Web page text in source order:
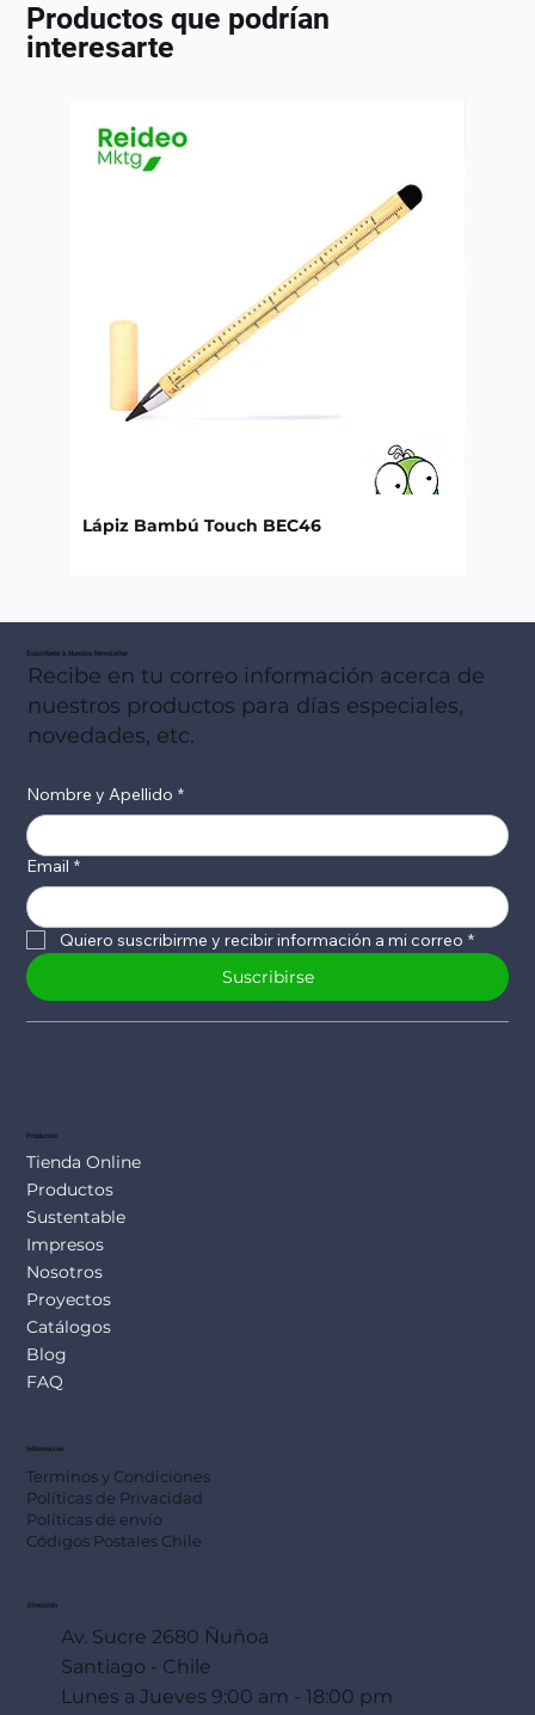
Productos que podrían
interesarte
Lápiz Bambú Touch BEC46
Suscribete a Nuestro Newsletter
Recibe en tu correo información acerca de
nuestros productos para días especiales,
novedades, etc.
Nombre y Apellido *
Email *
Quiero suscribirme y recibir información a mi correo *
Suscribirse
Productos
Tienda Online
Productos
Sustentable
Impresos
Nosotros
Proyectos
Catálogos
Blog
FAQ
Información
Terminos y Condiciones
Políticas de Privacidad
Políticas de envío
Códigos Postales Chile
Dirección
Av. Sucre 2680 Ñuñoa
Santiago - Chile
Lunes a Jueves 9:00 am - 18:00 pm